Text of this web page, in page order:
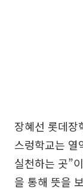
장혜선 롯데장
스렁학교는 열
실천하는 곳”
을 통해 뜻을